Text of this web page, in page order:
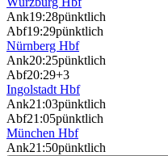
Ank19:28pünktlich
Abf19:29pünktlich
Nürnberg Hbf
Ank20:25pünktlich
Abf20:29+3
Ingolstadt Hbf
Ank21:03pünktlich
Abf21:05pünktlich
München Hbf
Ank21:50pünktlich